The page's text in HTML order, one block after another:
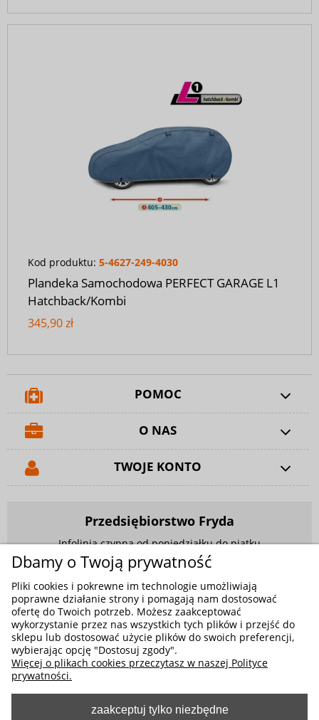
Kod produktu: 5-4627-249-4030
Plandeka Samochodowa PERFECT GARAGE L1
Hatchback/Kombi
345,90 zł
POMOC
O NAS
TWOJE KONTO
Przedsiębiorstwo Fryda
Infolinia czynna od poniedziałku do piątku
w godzinach 9.00 - 17.00
881 703 704
E-mail:sklep@fryda.com.pl
Sklepy stacjonarne:
ul. Składowa 26, 34-400 Nowy Targ
ul. Żywiecka 91, 43-300 Bielsko-Biała
Dbamy o Twoją prywatność
Pliki cookies i pokrewne im technologie umożliwiają
poprawne działanie strony i pomagają nam dostosować
ofertę do Twoich potrzeb. Możesz zaakceptować
wykorzystanie przez nas wszystkich tych plików i przejść do
sklepu lub dostosować użycie plików do swoich preferencji,
wybierając opcję "Dostosuj zgody".
Więcej o plikach cookies przeczytasz w naszej Polityce
prywatności.
zaakceptuj tylko niezbędne